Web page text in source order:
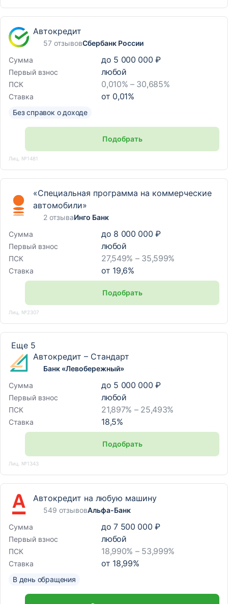
Автокредит
57 отзывовСбербанк России
Сумма
до 5 000 000 ₽
Первый взнос любой
ПСК 0,010% – 30,685%
Ставка от 0,01%
Без справок о доходе
Подобрать
Лиц. №1481
«Специальная программа на коммерческие
автомобили»
2 отзываИнго Банк
Сумма
до 8 000 000 ₽
Первый взнос любой
ПСК 27,549% – 35,599%
Ставка от 19,6%
Подобрать
Лиц. №2307
Еще 5
Автокредит – Стандарт
Банк «Левобережный»
Сумма
до 5 000 000 ₽
Первый взнос любой
ПСК 21,897% – 25,493%
Ставка 18,5%
Подобрать
Лиц. №1343
Автокредит на любую машину
549 отзывовАльфа-Банк
Сумма
до 7 500 000 ₽
Первый взнос любой
ПСК 18,990% – 53,999%
Ставка от 18,99%
В день обращения